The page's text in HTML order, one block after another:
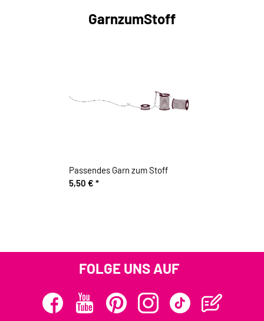
GarnzumStoff
Passendes Garn zum Stoff
5,50 € *
FOLGE UNS AUF